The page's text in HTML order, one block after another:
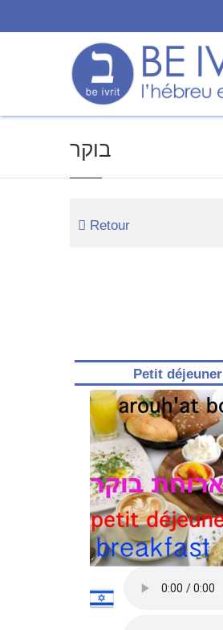
בוקר
Retour
Petit déjeuner